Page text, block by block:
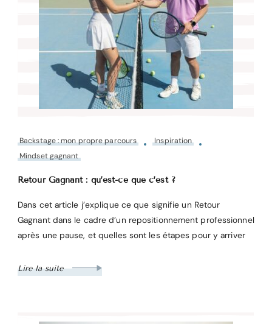
Backstage : mon propre parcours
Inspiration
Mindset gagnant
Retour Gagnant : qu’est-ce que c’est ?
Dans cet article j’explique ce que signifie un Retour
Gagnant dans le cadre d’un repositionnement professionnel
après une pause, et quelles sont les étapes pour y arriver
Lire la suite